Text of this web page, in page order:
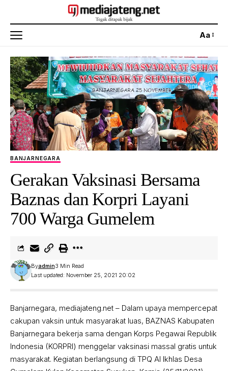
Aa
BANJARNEGARA
Gerakan Vaksinasi Bersama
Baznas dan Korpri Layani
700 Warga Gumelem
Last updated: November 25, 2021 20:02
Byadmin3 Min Read
Banjarnegara, mediajateng.net – Dalam upaya mempercepat
cakupan vaksin untuk masyarakat luas, BAZNAS Kabupaten
Banjarnegara bekerja sama dengan Korps Pegawai Republik
Indonesia (KORPRI) menggelar vaksinasi massal gratis untuk
masyarakat. Kegiatan berlangsung di TPQ Al Ikhlas Desa